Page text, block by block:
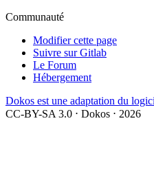
Communauté
Modifier cette page
Suivre sur Gitlab
Le Forum
Hébergement
Dokos est une adaptation du
CC-BY-SA 3.0 ⋅ Dokos ⋅ 2026